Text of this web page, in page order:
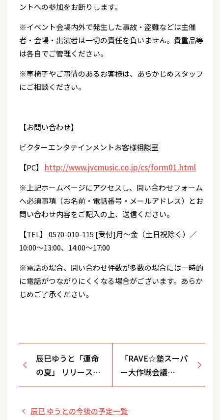
ントへの参加をお断りします。
※イベント会場内外で発生した事故・盗難などは主催
者・会場・出演者は一切の責任を負いません。貴重品等
は各自でご管理ください。
※車椅子やご事情のあるお客様は、あらかじめスタッフ
にご相談ください。
【お問い合わせ】
ビクターエンタテインメントお客様相談室
【PC】 http://www.jvcmusic.co.jp/cs/form01.html
※上記ホームページにアクセスし、問い合わせフォーム
へ必須事項（お名前・電話番号・メールアドレス）とお
問い合わせ内容をご記入の上、送信ください。
【TEL】 0570-010-115 [受付]月～金（土日祝除く）／
10:00～13:00、14:00～17:00
※電話の場合、問い合わせ件数が多数の場合には一時的
に電話がつながりにくくなる場合がございます。あらか
じめご了承ください。
辰巳ゆうと「運命
の夏」 リリースイ
ベント【日立SEA
専門店棟１F フー
「RAVE☆塾スーパ
ー大作戦会議
202508」
辰巳 ゆうとの今後の予定一覧